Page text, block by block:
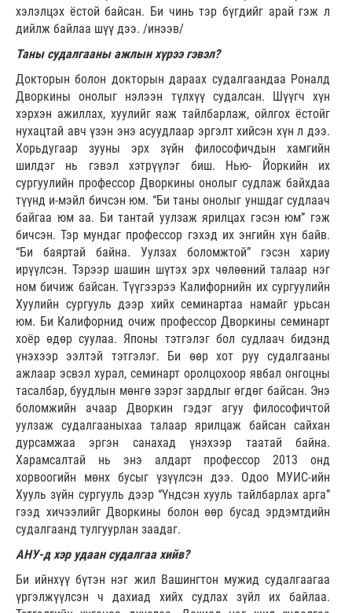
хэлэлцэх ёстой байсан. Би чинь тэр бүгдийг арай гэж л
дийлж байлаа шүү дээ. /инээв/
Таны судалгааны ажлын хүрээ гэвэл?
Докторын болон докторын дараах судалгаандаа Роналд
Дворкины онолыг нэлээн түлхүү судалсан. Шүүгч хүн
хэрхэн ажиллах, хуулийг яаж тайлбарлаж, ойлгох ёстойг
нухацтай авч үзэн энэ асуудлаар эргэлт хийсэн хүн л дээ.
Хорьдугаар зууны эрх зүйн философичдын хамгийн
шилдэг нь гэвэл хэтрүүлэг биш. Нью- Йоркийн их
сургуулийн профессор Дворкины онолыг судлаж байхдаа
түүнд и-мэйл бичсэн юм. “Би таны онолыг уншдаг судлаач
байгаа юм аа. Би тантай уулзаж ярилцах гэсэн юм” гэж
бичсэн. Тэр мундаг профессор гэхэд их энгийн хүн байв.
“Би баяртай байна. Уулзах боломжтой” гэсэн хариу
ирүүлсэн. Тэрээр шашин шүтэх эрх чөлөөний талаар нэг
ном бичиж байсан. Түүгээрээ Калифорнийн их сургуулийн
Хуулийн сургууль дээр хийх семинартаа намайг урьсан
юм. Би Калифорнид очиж профессор Дворкины семинарт
хоёр өдөр суулаа. Японы тэтгэлэг бол судлаач бидэнд
үнэхээр ээлтэй тэтгэлэг. Би өөр хот руу судалгааны
ажлаар эсвэл хурал, семинарт оролцохоор явбал онгоцны
тасалбар, буудлын мөнгө зэрэг зардлыг өгдөг байсан. Энэ
боломжийн ачаар Дворкин гэдэг агуу философичтой
уулзаж судалгааныхаа талаар ярилцаж байсан сайхан
дурсамжаа эргэн санахад үнэхээр таатай байна.
Харамсалтай нь энэ алдарт профессор 2013 онд
хорвоогийн мөнх бусыг үзүүлсэн дээ. Одоо МУИС-ийн
Хууль зүйн сургууль дээр “Үндсэн хууль тайлбарлах арга”
гээд хичээлийг Дворкины болон өөр бусад эрдэмтдийн
судалгаанд тулгуурлан заадаг.
АНУ-д хэр удаан судалгаа хийв?
Би ийнхүү бүтэн нэг жил Вашингтон мужид судалгаагаа
үргэлжүүлсэн ч дахиад хийх судлах зүйл их байлаа.